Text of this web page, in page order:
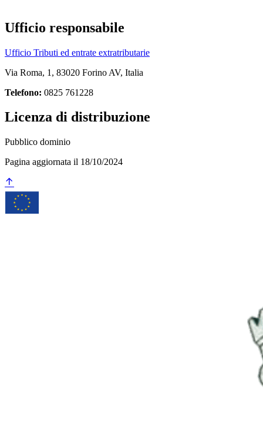
Ufficio responsabile
Ufficio Tributi ed entrate extratributarie
Via Roma, 1, 83020 Forino AV, Italia
Telefono: 0825 761228
Licenza di distribuzione
Pubblico dominio
Pagina aggiornata il 18/10/2024